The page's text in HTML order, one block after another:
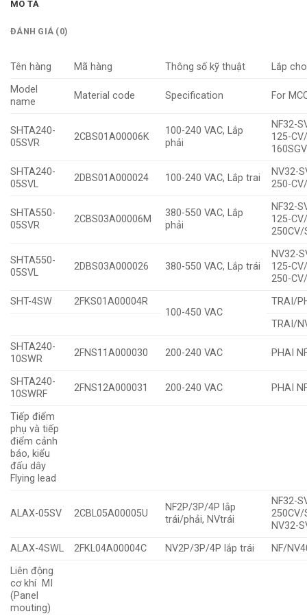
MÔ TẢ
ĐÁNH GIÁ (0)
Tên hàng Mã hàng Thông số kỹ thuật
Lắp cho
Model
name
Material code Specification For
SHTA240-
05SVR
2CBS01A00006K
100-240 VAC, Lắp
phải
NF32-
125-
SHTA240-
05SVL
2DBS01A000024 100-240 VAC, Lắp trai
NV32-
250-
SHTA550-
05SVR
2CBS03A00006M
380-550 VAC, Lắp
phải
NF32-
125-
250CV/
SHTA550-
05SVL
2DBS03A000026 380-550 VAC, Lắp trái
NV32-
125-
250-
SHT-4SW
2FKS01A00004R
100-450 VAC
TRAI/
TRAI/
SHTA240-
10SWR
2FNS11A000030 200-240 VAC PHAI
SHTA240-
10SWRF
2FNS12A000031 200-240 VAC PHAI
Tiếp điểm
phụ và tiếp
điểm cảnh
báo, kiểu
đấu dây
Flying lead
ALAX-05SV 2CBL05A00005U
NF2P/3P/4P lắp
trái/phải, NVtrái
NF32-
250CV/
NV32-
ALAX-4SWL
2FKL04A00004C NV2P/3P/4P lắp trái
NF/
Liên động
cơ khí MI
(Panel
mouting)